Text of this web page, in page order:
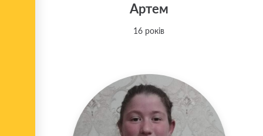
Артем
16 років